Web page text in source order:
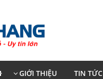
GIỚI THIỆU TIN TỨC